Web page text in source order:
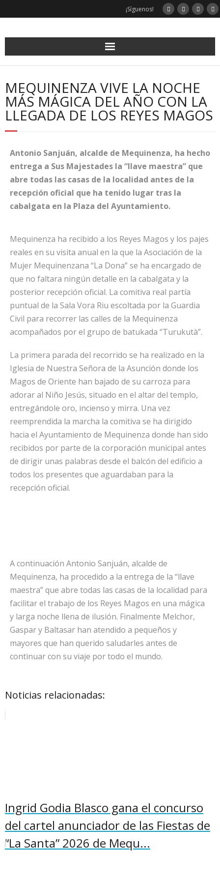
¡Síguenos!
MEQUINENZA VIVE LA NOCHE
MÁS MÁGICA DEL AÑO CON LA
LLEGADA DE LOS REYES MAGOS
Antonio Sanjuán, alcalde de Mequinenza, ha hecho
entrega a Sus Majestades la “llave maestra” que
abre todas las casas de la localidad antes de la
recepción oficial que ha tenido lugar tras la
cabalgata en la Plaza del Ayuntamiento.
Mequinenza ha recibido a los Reyes Magos y los pajes
reales en su visita anual en la que la Asociación de la
Mujer Mequinenzana “La Dona” se ha encargado de
que no faltara ningún detalle en la cabalgata y la
posterior recepción oficial. La comitiva real partía
puntual de la Sala Vora Riu escoltada por la Guardia
Civil para recorrer las calles de la Mequinenza
acompañados por el grupo de batukada “Turukutà”.
La primera parada del recorrido se ha realizado en la
Iglesia de Nuestra Señora de la Asunción donde los
Magos de Oriente han bajado de su carroza para
adorar al Niño Jesús, situado en el altar del templo,
entregándole oro, incienso y mirra. Una vez
reemprendida la marcha la comitiva se ha dirigido
hacia el Ayuntamiento de Mequinenza donde han sido
recibidos por parte de la corporación municipal antes
de dirigir unas palabras desde el balcón del edificio a
todos los presentes que aguardaban para la
recepción oficial.
A continuación Antonio Sanjuán, alcalde de
Mequinenza, ha procedido a la entrega de la “llave
maestra” que abre todas las casas de la localidad para
facilitar el trabajo de los Reyes Magos en una mágica
y larga noche llena de ilusión. Finalmente Melchor,
Gaspar y Baltasar han atendido a pequeños y
mayores que han querido saludarles antes de
continuar con su viaje por todo el mundo.
Noticias relacionadas:
Ingrid Godia Blasco gana el concurso
del cartel anunciador de las Fiestas de
“La Santa” 2026 de Mequ...